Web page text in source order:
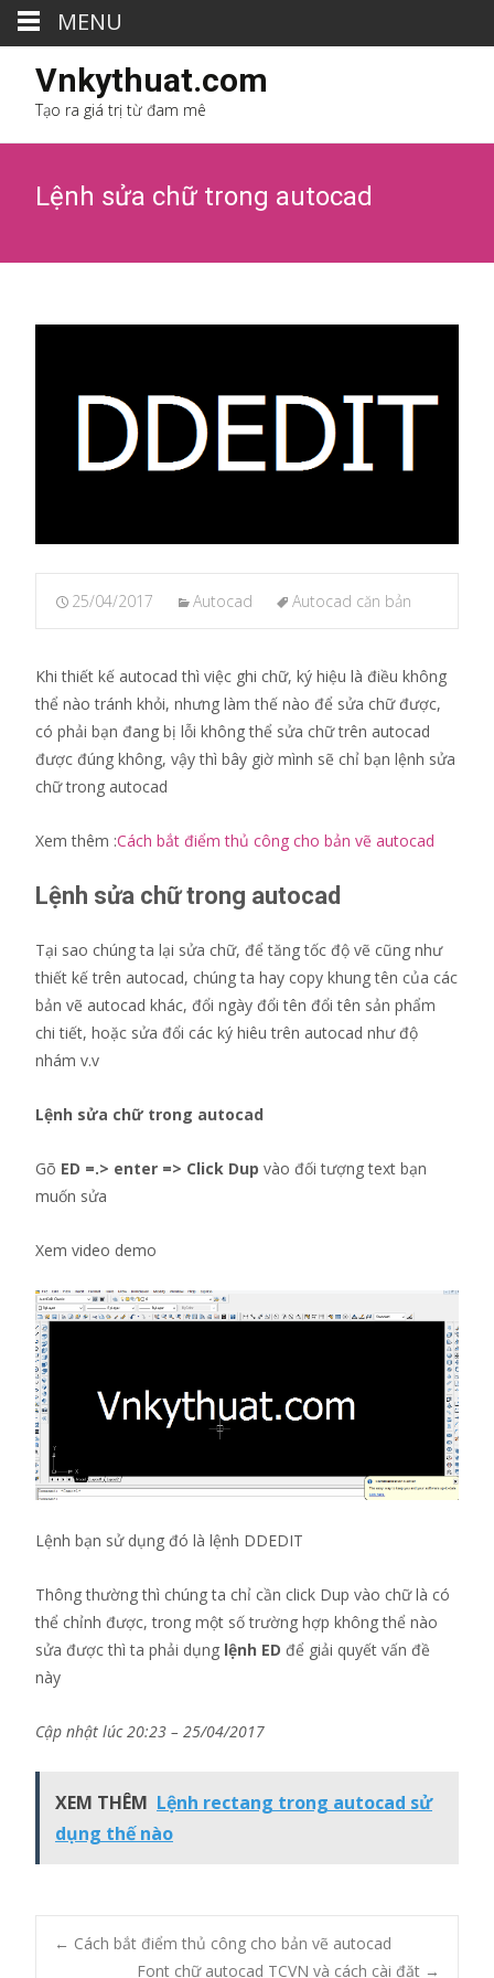
Vnkythuat.com
Tạo ra giá trị từ đam mê
Lệnh sửa chữ trong autocad
25/04/2017 Autocad Autocad căn bản
Khi thiết kế autocad thì việc ghi chữ, ký hiệu là điều không
thể nào tránh khỏi, nhưng làm thế nào để sửa chữ được,
có phải bạn đang bị lỗi không thể sửa chữ trên autocad
được đúng không, vậy thì bây giờ mình sẽ chỉ bạn lệnh sửa
chữ trong autocad
Xem thêm :Cách bắt điểm thủ công cho bản vẽ autocad
Lệnh sửa chữ trong autocad
Tại sao chúng ta lại sửa chữ, để tăng tốc độ vẽ cũng như
thiết kế trên autocad, chúng ta hay copy khung tên của các
bản vẽ autocad khác, đổi ngày đổi tên đổi tên sản phẩm
chi tiết, hoặc sửa đổi các ký hiêu trên autocad như độ
nhám v.v
Lệnh sửa chữ trong autocad
Gõ ED =.> enter => Click Dup vào đối tượng text bạn
muốn sửa
Xem video demo
Lệnh bạn sử dụng đó là lệnh DDEDIT
Thông thường thì chúng ta chỉ cần click Dup vào chữ là có
thể chỉnh được, trong một số trường hợp không thể nào
sửa được thì ta phải dụng lệnh ED để giải quyết vấn đề
này
Cập nhật lúc 20:23 – 25/04/2017
XEM THÊM Lệnh rectang trong autocad sử
dụng thế nào
Post
← Cách bắt điểm thủ công cho bản vẽ autocad
Font chữ autocad TCVN và cách cài đặt →
MENU